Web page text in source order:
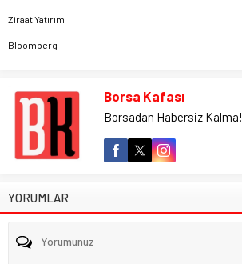
Ziraat Yatırım
Bloomberg
Borsa Kafası
Borsadan Habersiz Kalma!
YORUMLAR